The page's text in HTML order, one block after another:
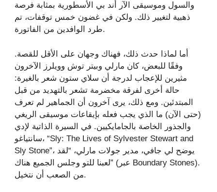
والسول وموسيقى الآر أند بي الأسطورية بمثابة فرصة
ذهبية لتغيير ذلك. ولكن في غضون خمس توقفات، تم
طرد الوافدين من الفاتورة.
أما لماذا حدث ذلك، فهناك وجهان على الأقل للقصة.
وفقًا للبعض، كان مارلي وبيتر توش وويلرز الآخرون
مثيرين للإعجاب لدرجة أن سلاي ستون شعر بالغيرة:
حالة أخرى لفرقة مخضرمة تشعر بالتهديد من قبل
المبتدئين. ومع ذلك، يرى آخرون أن الجماهير لم تعرف
(حتى الآن) ما الذي يجب فعله بإيقاعات موسيقى الريغي
والجذور الخاصة بالجامايكيين. في السيرة الذاتية لإدي
سانتياغو، “Sly: The Lives of Sylvester Stewart and
Sly Stone”، يوضح لي جافي، مدير جولات مارلي، “لقد
لعبنا للتو وجلس الجميع هناك” (عبر Boundary Stones).
من الصعب أن نتخيل.